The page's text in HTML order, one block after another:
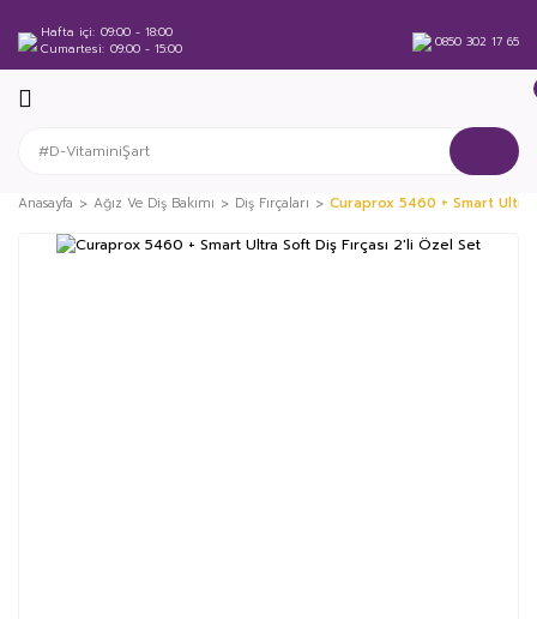
Hafta içi 09:00 - 18:00
Cumartesi 09:00 - 15:00 0850 302 17 65
Anasayfa Ağız Ve Diş Bakımı Diş Fırçaları Curaprox 5460 + Smart Ultra